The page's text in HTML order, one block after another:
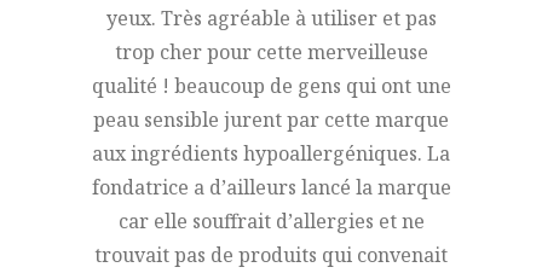
yeux. Très agréable à utiliser et pas
trop cher pour cette merveilleuse
qualité ! beaucoup de gens qui ont une
peau sensible jurent par cette marque
aux ingrédients hypoallergéniques. La
fondatrice a d’ailleurs lancé la marque
car elle souffrait d’allergies et ne
trouvait pas de produits qui convenait